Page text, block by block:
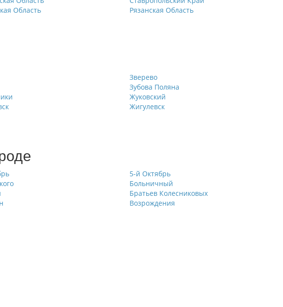
Область Рязанская Область
Зверево
Зубова Поляна
Жуковский
Жигулевск
5-й Октябрь
Больничный
Братьев Колесниковых
Возрождения